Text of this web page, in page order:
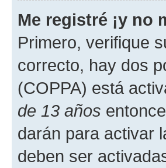
Me registré ¡y no
Primero, verifique
correcto, hay dos
(COPPA) está
de 13 años
darán para activar
deben ser